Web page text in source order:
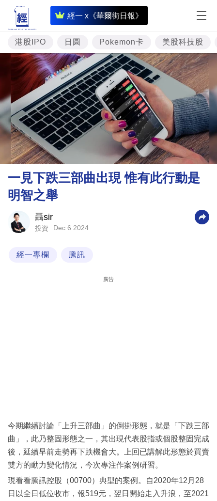
經一 x《華爾街日報》
即
時
財
經
專
題
投
資
樓
市
理
財
科
區
港股IPO 日圓 Pokemon卡 美股科技股
一見下跌三部曲出現 惟有此行動是
明智之舉
聶sir
投資 Dec 6 2024
經一專欄 騰訊
廣告
今期繼續討論「上升三部曲」的倒掛形態，就是「下跌三部
曲」，此乃整固形態之一，其出現代表股指或個股整固完成
後，延續早前走勢再下跌機會大。上回已講解此形態於買賣
雙方的動力變化情況，今次專注作案例研習。
現看看騰訊控股（00700）典型的案例。自2020年12月28
日以全日低位收市，報519元，翌日開始走入升浪，至2021